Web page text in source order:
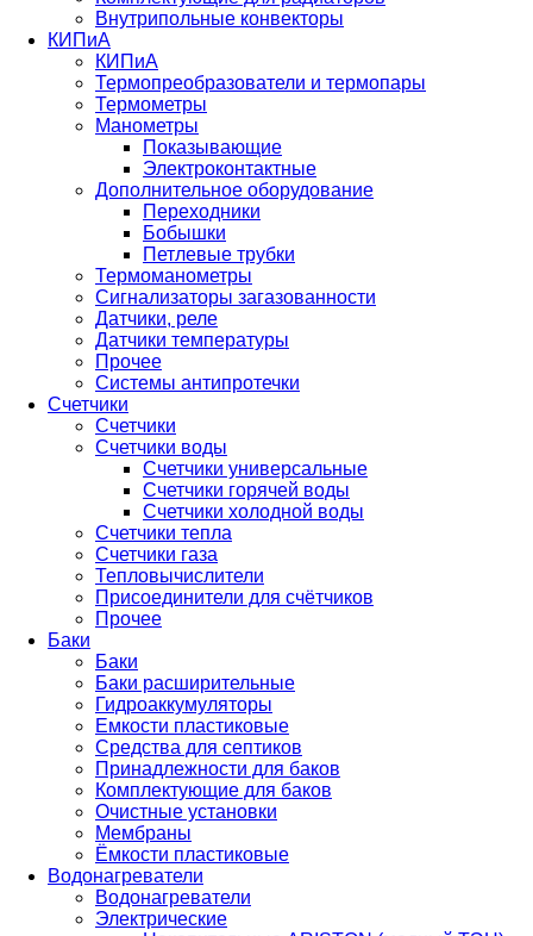
Внутрипольные конвекторы
КИПиА
КИПиА
Термопреобразователи и термопары
Термометры
Манометры
Показывающие
Электроконтактные
Дополнительное оборудование
Переходники
Бобышки
Петлевые трубки
Термоманометры
Сигнализаторы загазованности
Датчики, реле
Датчики температуры
Прочее
Системы антипротечки
Счетчики
Счетчики
Счетчики воды
Счетчики универсальные
Счетчики горячей воды
Счетчики холодной воды
Счетчики тепла
Счетчики газа
Тепловычислители
Присоединители для счётчиков
Прочее
Баки
Баки
Баки расширительные
Гидроаккумуляторы
Емкости пластиковые
Средства для септиков
Принадлежности для баков
Комплектующие для баков
Очистные установки
Мембраны
Ёмкости пластиковые
Водонагреватели
Водонагреватели
Электрические